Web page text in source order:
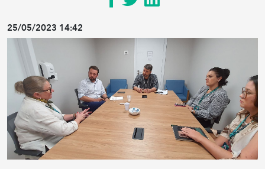
25/05/2023 14:42